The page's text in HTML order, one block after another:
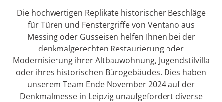
Die hochwertigen Replikate historischer Beschläge
für Türen und Fenstergriffe von Ventano aus
Messing oder Gusseisen helfen Ihnen bei der
denkmalgerechten Restaurierung oder
Modernisierung ihrer Altbauwohnung, Jugendstilvilla
oder ihres historischen Bürogebäudes. Dies haben
unserem Team Ende November 2024 auf der
Denkmalmesse in Leipzig unaufgefordert diverse